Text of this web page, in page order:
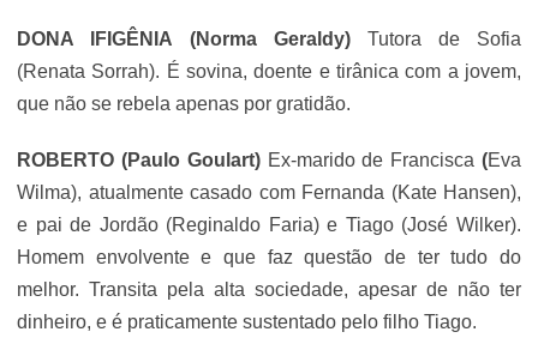
DONA IFIGÊNIA (Norma Geraldy) Tutora de Sofia
(Renata Sorrah). É sovina, doente e tirânica com a jovem,
que não se rebela apenas por gratidão.
ROBERTO (Paulo Goulart) Ex-marido de Francisca(Eva
Wilma), atualmente casado com Fernanda (Kate Hansen),
e pai de Jordão (Reginaldo Faria) e Tiago (José Wilker).
Homem envolvente e que faz questão de ter tudo do
melhor. Transita pela alta sociedade, apesar de não ter
dinheiro, e é praticamente sustentado pelo filho Tiago.